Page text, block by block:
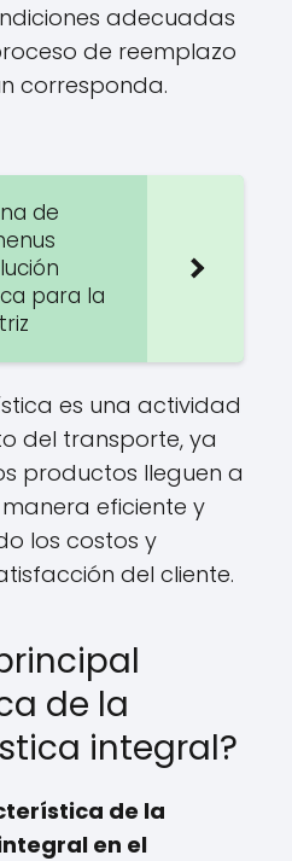
adecuadas
de reemplazo
corresponda.
de
para la
es una actividad
del transporte, ya
productos lleguen a
eficiente y
los costos y
del cliente.
de la
integral?
de la
en el